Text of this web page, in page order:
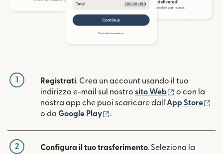
1 Registrati. Crea un account usando il tuo
indirizzo e-mail sul nostro sito Web (si apre in
o con la
nostra app che puoi scaricare dall'App Store
o da Google Play .
2 Configura il tuo trasferimento. Seleziona la